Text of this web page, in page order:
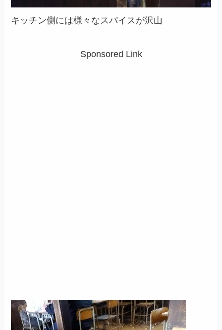
キッチン側には様々なスパイスが沢山
Sponsored Link